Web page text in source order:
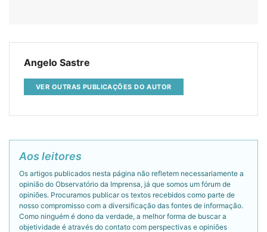
Angelo Sastre
VER OUTRAS PUBLICAÇÕES DO AUTOR
Aos leitores
Os artigos publicados nesta página não refletem necessariamente a
opinião do Observatório da Imprensa, já que somos um fórum de
opiniões. Procuramos publicar os textos recebidos como parte de
nosso compromisso com a diversificação das fontes de informação.
Como ninguém é dono da verdade, a melhor forma de buscar a
objetividade é através do contato com perspectivas e opiniões